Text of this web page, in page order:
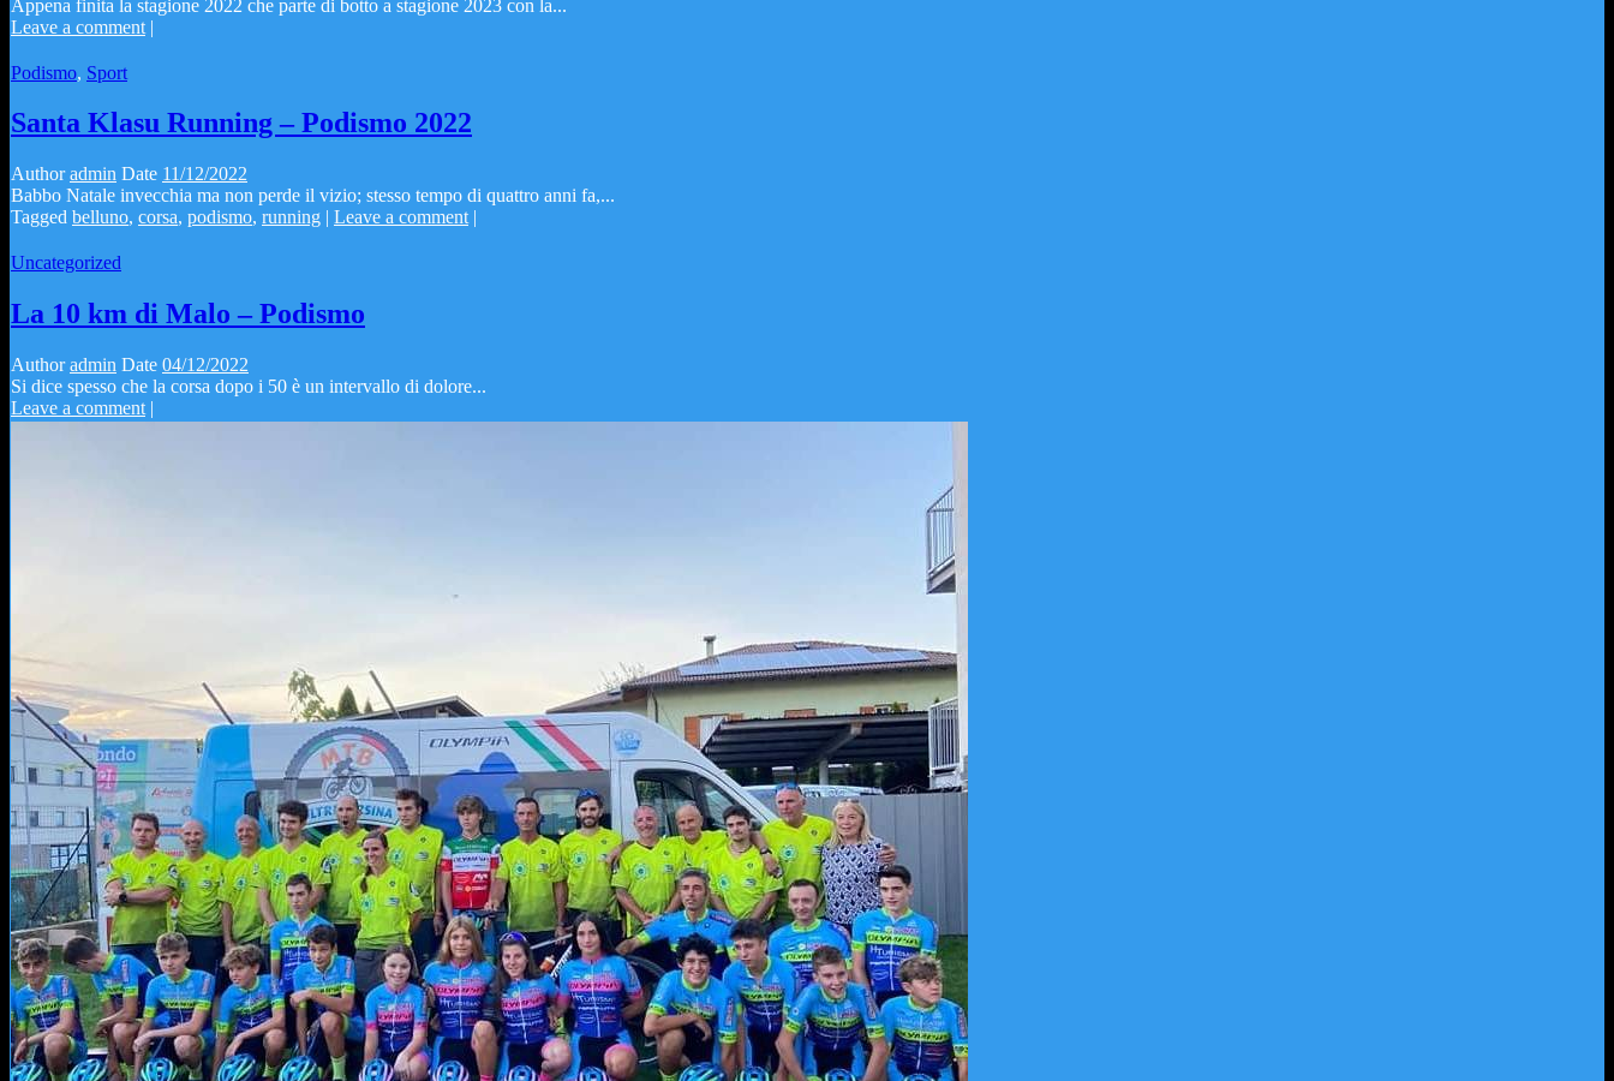
Appena finita la stagione 2022 che parte di botto a stagione 2023 con la...
Leave a comment |
Podismo, Sport
Santa Klasu Running – Podismo 2022
Authoradmin Date 11/12/2022
Babbo Natale invecchia ma non perde il vizio; stesso tempo di quattro anni fa,...
Tagged belluno, corsa, podismo, running | Leave a comment |
Uncategorized
La 10 km di Malo – Podismo
Authoradmin Date 04/12/2022
Si dice spesso che la corsa dopo i 50 è un intervallo di dolore...
Leave a comment |